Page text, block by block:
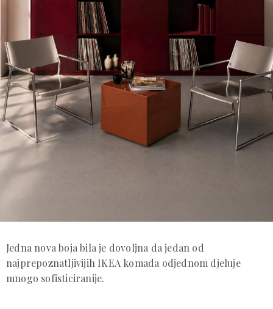
Jedna nova boja bila je dovoljna da jedan od
najprepoznatljivijih IKEA komada odjednom djeluje
mnogo sofisticiranije.